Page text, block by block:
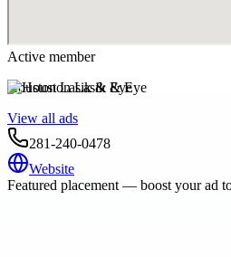
Active member
Houston Lasik & Eye
View all ads
281-240-0478
Website
Featured placement — boost your ad